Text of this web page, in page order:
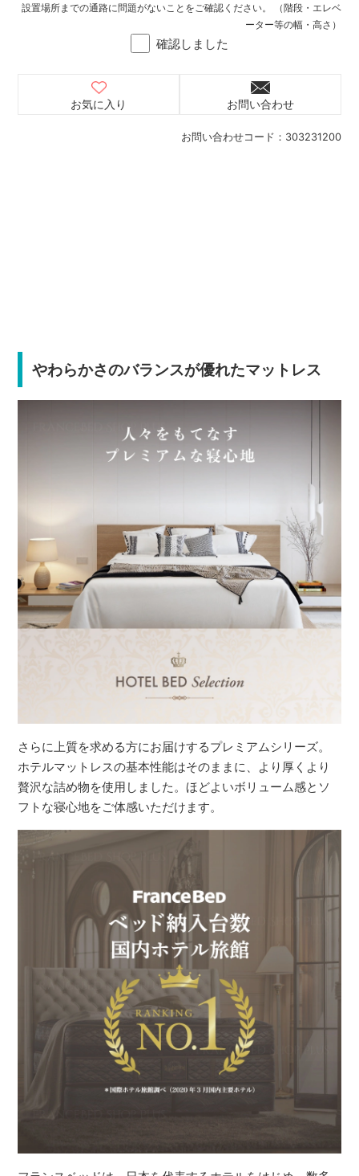
お問い合わせコード： 303231200
確認しました
設置場所までの通路に問題がないことをご確認ください。 （階段・エレベ
ーター等の幅・高さ）
お気に入り お問い合わせ
やわらかさのバランスが優れたマットレス
さらに上質を求める方にお届けするプレミアムシリーズ。
ホテルマットレスの基本性能はそのままに、より厚くより
贅沢な詰め物を使用しました。ほどよいボリューム感とソ
フトな寝心地をご体感いただけます。